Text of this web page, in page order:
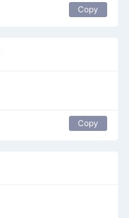
Copy
Copy